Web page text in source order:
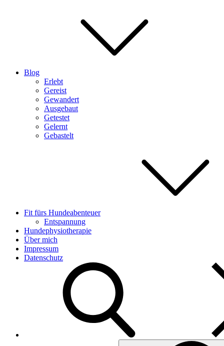
Blog
Erlebt
Gereist
Gewandert
Ausgebaut
Getestet
Gelernt
Gebastelt
Fit fürs Hundeabenteuer
Entspannung
Hundephysiotherapie
Über mich
Impressum
Datenschutz